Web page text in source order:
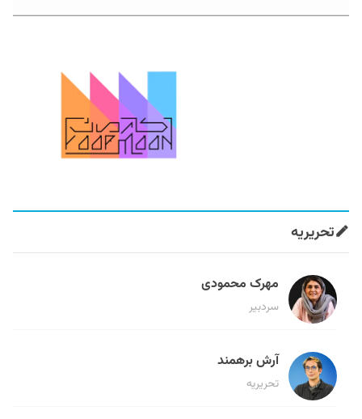
تحریریه
مهرک محمودی
سردبیر
آرش برهمند
تحریریه